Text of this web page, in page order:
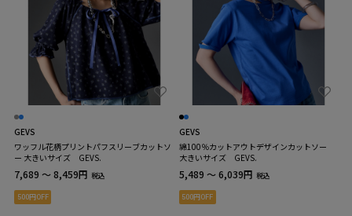
GEVS
ワッフル花柄プリントパフスリーブカットソ
ー 大きいサイズ GEVS.
7,689 ～ 8,459円 税込
500円OFF
GEVS
綿100％カットアウトデザインカットソー
大きいサイズ GEVS.
5,489 ～ 6,039円 税込
500円OFF